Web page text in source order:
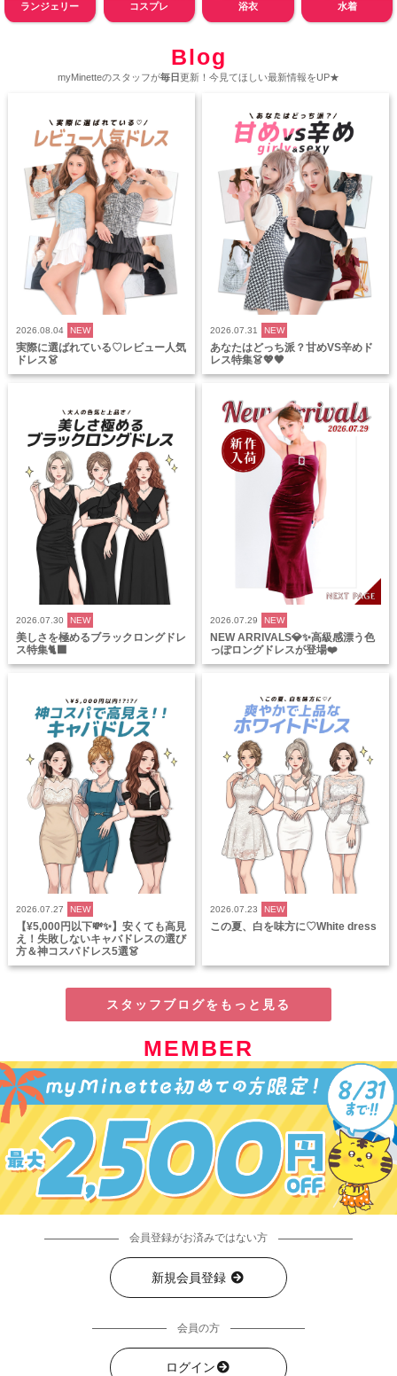
ランジェリー コスプレ 浴衣 水着
Blog
myMinetteのスタッフが毎日更新！今見てほしい最新情報をUP★
2026.08.04 NEW
実際に選ばれている♡レビュー人気
ドレス👗
2026.07.31 NEW
あなたはどっち派？甘めVS辛めド
レス特集👗💖🖤
2026.07.30 NEW
美しさを極めるブラックロングドレ
ス特集🐈‍⬛
2026.07.29 NEW
NEW ARRIVALS💎✨高級感漂う色
っぽロングドレスが登場❤️
2026.07.27 NEW
【¥5,000円以下💸✨】安くても高見
え！失敗しないキャバドレスの選び
方＆神コスパドレス5選👗
2026.07.23 NEW
この夏、白を味方に♡White dress
スタッフブログをもっと見る
MEMBER
会員登録がお済みではない方
新規会員登録
会員の方
ログイン